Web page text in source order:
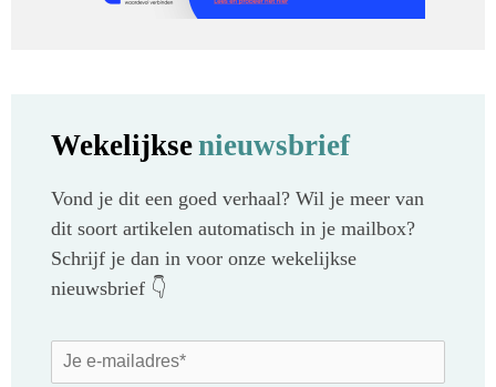
Wekelijksenieuwsbrief
Vond je dit een goed verhaal? Wil je meer van
dit soort artikelen automatisch in je mailbox?
Schrijf je dan in voor onze wekelijkse
nieuwsbrief 👇